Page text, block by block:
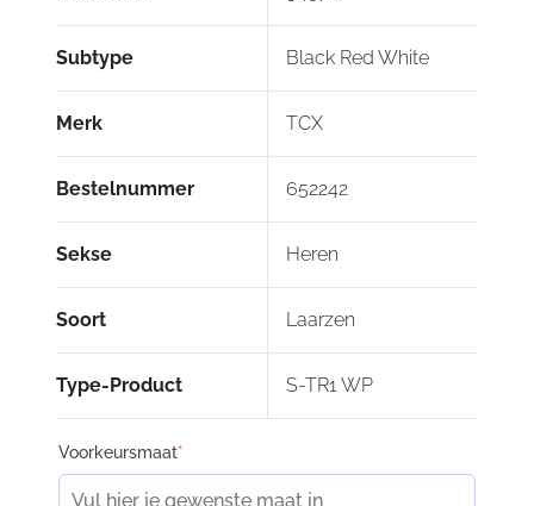
ontworpen loopvlak dat zorgt voorperfecte grip
op de bedieningselementen van de
motorfiets en op asfalt, in alle
Subtype Black Red White
Merk TCX
Bestelnummer 652242
Sekse Heren
Soort Laarzen
Type-Product S-TR1 WP
Voorkeursmaat*